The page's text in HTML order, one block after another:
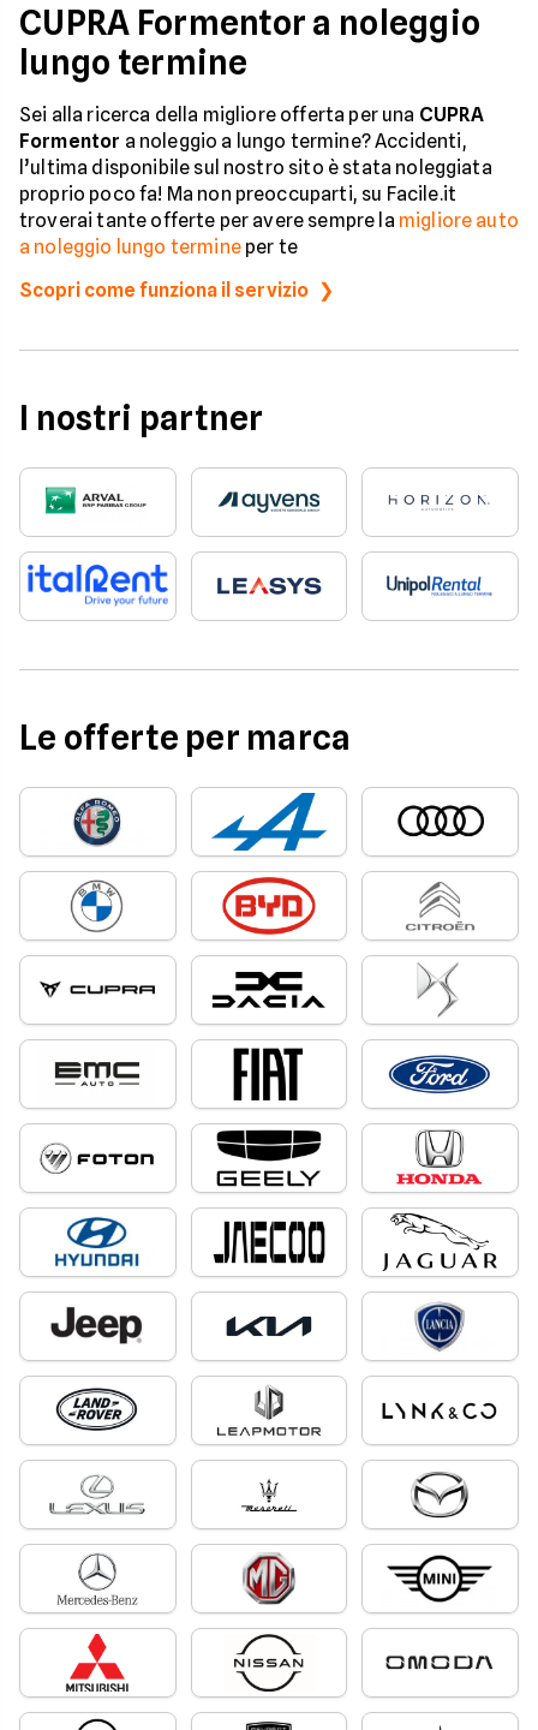
CUPRA Formentor a noleggio
lungo termine
Sei alla ricerca della migliore offerta per una CUPRA
Formentor a noleggio a lungo termine? Accidenti,
l’ultima disponibile sul nostro sito è stata noleggiata
proprio poco fa! Ma non preoccuparti, su Facile.it
troverai tante offerte per avere sempre la migliore auto
a noleggio lungo termineper te
Scopri come funziona il servizio
I nostri partner
Le offerte per marca